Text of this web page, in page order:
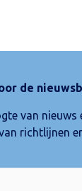
de
van nieuws
richtlijnen